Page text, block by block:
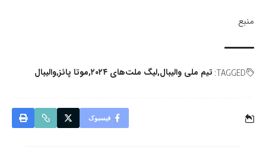
منبع
TAGGED: تیم ملی والیبال لیگ ملت‌های ۲۰۲۴ موتا پائزوالیبال
فیسبوک